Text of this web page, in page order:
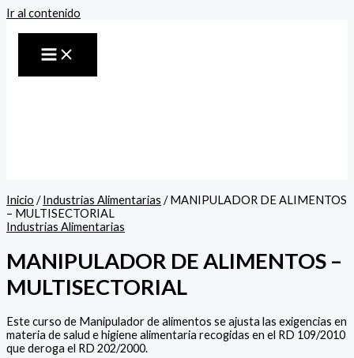
Ir al contenido
Inicio /Industrias Alimentarias / MANIPULADOR DE ALIMENTOS
– MULTISECTORIAL
Industrias Alimentarias
MANIPULADOR DE ALIMENTOS –
MULTISECTORIAL
Este curso de Manipulador de alimentos se ajusta las exigencias en
materia de salud e higiene alimentaria recogidas en el RD 109/2010
que deroga el RD 202/2000.